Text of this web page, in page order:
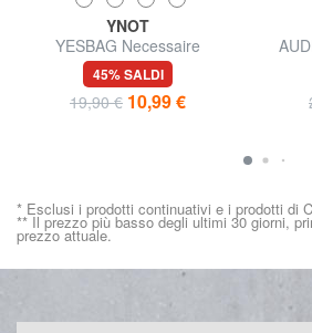
YNOT
YESBAG Necessaire
45% SALDI
19,90 € 10,99 €
* Esclusi i prodotti continuativi e i prodotti di
** Il prezzo più basso degli ultimi 30 giorni,
prezzo attuale.